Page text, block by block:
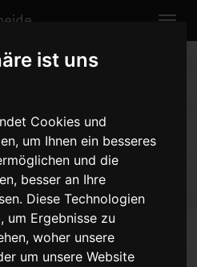
ist uns
Cookies und
um Ihnen ein besseres
und die
besser an Ihre
Diese Technologien
um Ergebnisse zu
woher unsere
um unsere Website
Jungen I
- Jungen I -
15:00 Uhr
aber hochverdient setzte sich der
und steht damit weiter an der